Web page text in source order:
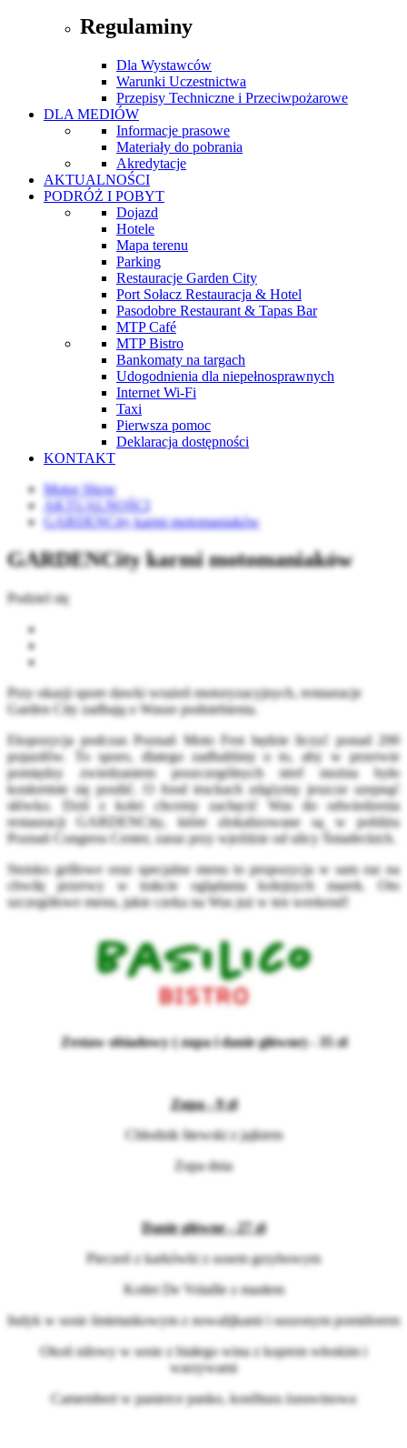
Regulaminy
Dla Wystawców
Warunki Uczestnictwa
Przepisy Techniczne i Przeciwpożarowe
DLA MEDIÓW
Informacje prasowe
Materiały do pobrania
Akredytacje
AKTUALNOŚCI
PODRÓŻ I POBYT
Dojazd
Hotele
Mapa terenu
Parking
Restauracje Garden City
Port Sołacz Restauracja & Hotel
Pasodobre Restaurant & Tapas Bar
MTP Café
MTP Bistro
Bankomaty na targach
Udogodnienia dla niepełnosprawnych
Internet Wi-Fi
Taxi
Pierwsza pomoc
Deklaracja dostępności
KONTAKT
Motor Show
AKTUALNOŚCI
GARDENCity karmi motomaniaków
GARDENCity karmi motomaniaków
Podziel się
Przy okazji spore dawki wrażeń motoryzacyjnych, restauracje
Garden City zadbają o Wasze podniebienia.
Ekspozycja podczas Poznań Moto Fest będzie liczyć ponad 200
pojazdów. To sporo, dlatego zadbaliśmy o to, aby w przerwie
pomiędzy zwiedzaniem poszczególnych stref można było
konkretnie się posilić. O food truckach zdążymy jeszcze szepnąć
słówko. Dziś z kolei chcemy zachęcić Was do odwiedzenia
restauracji GARDENCity, które zlokalizowane są w pobliżu
Poznań Congress Center, zaraz przy wjeździe od ulicy Śniadeckich.
Stoisko grillowe oraz specjalne menu to propozycja w sam raz na
chwilę przerwy w trakcie oglądania kolejnych marek. Oto
szczegółowe menu, jakie czeka na Was już w ten weekend!
Zestaw obiadowy ( zupa i danie główne) - 35 zł
Zupa - 9 zł
Chłodnik litewski z jajkiem
Zupa dnia
Danie główne - 27 zł
Pieczeń z karkówki z sosem grzybowym
Kotlet De Volaille z masłem
Indyk w sosie śmietankowym z nowalijkami i suszonym pomidorem
Okoń nilowy w sosie z białego wina z koprem włoskim i
warzywami
Camembert w panierce panko, konfitura żurawinowa